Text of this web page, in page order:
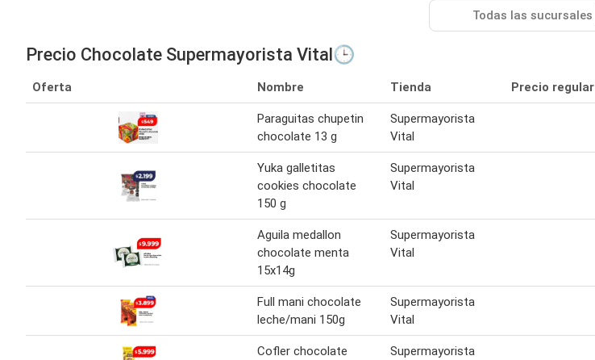
Todas las sucursales
Precio Chocolate Supermayorista Vital🕒
Oferta Nombre Tienda Precio regular
Paraguitas chupetin
chocolate 13 g
Supermayorista
Vital
Yuka galletitas
cookies chocolate
150 g
Supermayorista
Vital
Aguila medallon
chocolate menta
15x14g
Supermayorista
Vital
Full mani chocolate
leche/mani 150g
Supermayorista
Vital
Cofler chocolate
Supermayorista